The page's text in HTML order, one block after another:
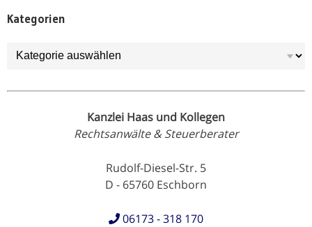
Kategorien
Kategorien
Kanzlei Haas und Kollegen
Rechtsanwälte & Steuerberater
Rudolf-Diesel-Str. 5
D - 65760 Eschborn
06173 - 318 170